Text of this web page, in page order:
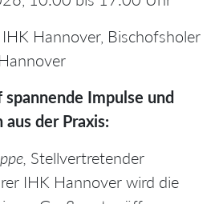
IHK Hannover, Bischofsholer
spannende Impulse und
der Praxis:
Stellvertretender
IHK Hannover wird die